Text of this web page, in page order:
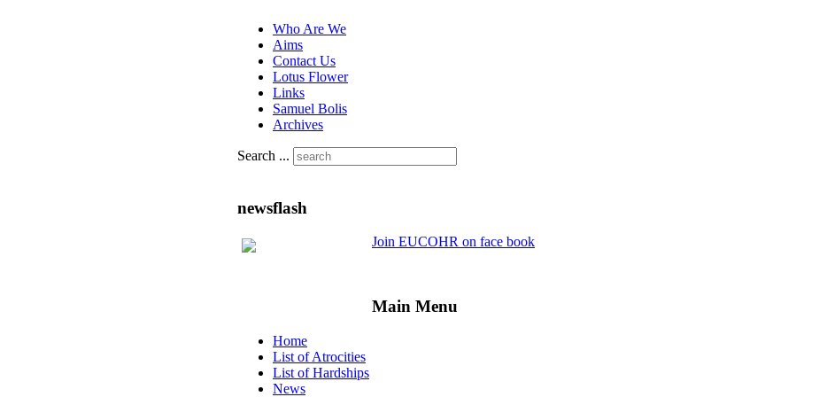
Who Are We
Aims
Contact Us
Lotus Flower
Links
Samuel Bolis
Archives
Search ...
newsflash
Join EUCOHR on face book
Main Menu
Home
List of Atrocities
List of Hardships
News